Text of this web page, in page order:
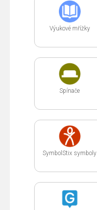
Výukové mřížky
Spínače
SymbolStix symboly